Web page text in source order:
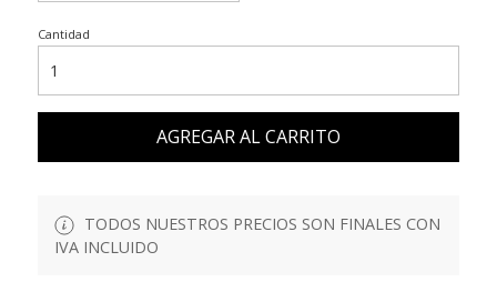
Cantidad
AGREGAR AL CARRITO
TODOS NUESTROS PRECIOS SON FINALES CON
IVA INCLUIDO